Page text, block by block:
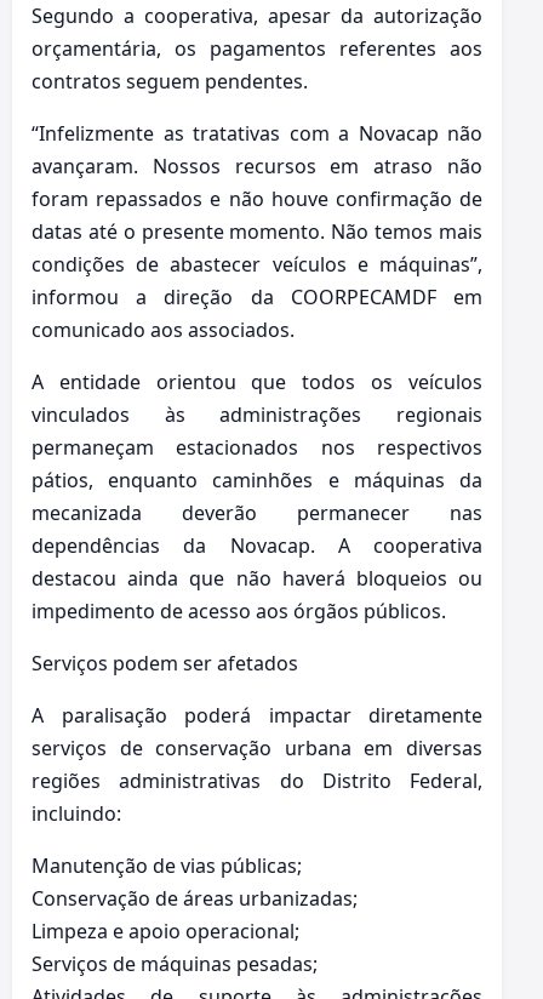
Segundo a cooperativa, apesar da autorização
orçamentária, os pagamentos referentes aos
contratos seguem pendentes.
“Infelizmente as tratativas com a Novacap não
avançaram. Nossos recursos em atraso não
foram repassados e não houve confirmação de
datas até o presente momento. Não temos mais
condições de abastecer veículos e máquinas”,
informou a direção da COORPECAMDF em
comunicado aos associados.
A entidade orientou que todos os veículos
vinculados às administrações regionais
permaneçam estacionados nos respectivos
pátios, enquanto caminhões e máquinas da
mecanizada deverão permanecer nas
dependências da Novacap. A cooperativa
destacou ainda que não haverá bloqueios ou
impedimento de acesso aos órgãos públicos.
Serviços podem ser afetados
A paralisação poderá impactar diretamente
serviços de conservação urbana em diversas
regiões administrativas do Distrito Federal,
incluindo:
Manutenção de vias públicas;
Conservação de áreas urbanizadas;
Limpeza e apoio operacional;
Serviços de máquinas pesadas;